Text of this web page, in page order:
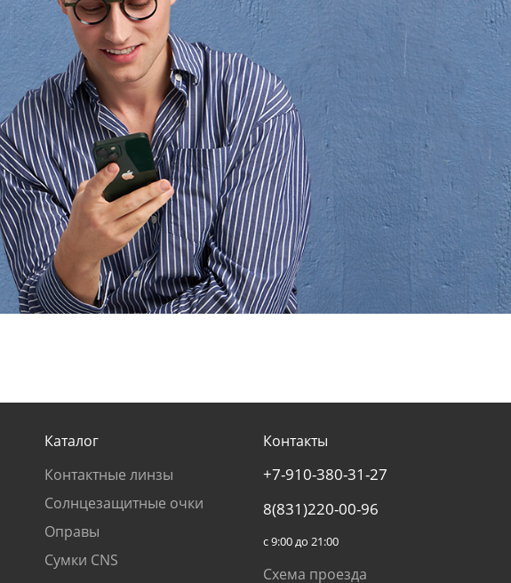
Каталог
Контактные линзы
Солнцезащитные очки
Оправы
Сумки CNS
Контакты
+7-910-380-31-27
8(831)220-00-96
с 9:00 до 21:00
Схема проезда